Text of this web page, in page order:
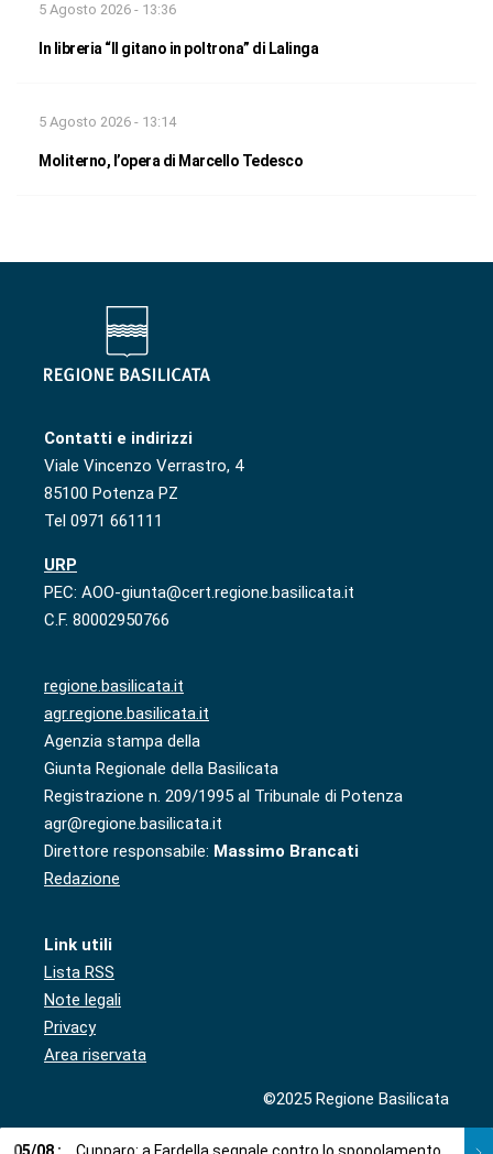
5 Agosto 2026 - 13:36
In libreria “Il gitano in poltrona” di Lalinga
5 Agosto 2026 - 13:14
Moliterno, l’opera di Marcello Tedesco
Contatti e indirizzi
Viale Vincenzo Verrastro, 4
85100 Potenza PZ
Tel 0971 661111
URP
PEC: AOO-giunta@cert.regione.basilicata.it
C.F. 80002950766
regione.basilicata.it
agr.regione.basilicata.it
Agenzia stampa della
Giunta Regionale della Basilicata
Registrazione n. 209/1995 al Tribunale di Potenza
agr@regione.basilicata.it
Direttore responsabile: Massimo Brancati
Redazione
Link utili
Lista RSS
Note legali
Privacy
Area riservata
©2025 Regione Basilicata